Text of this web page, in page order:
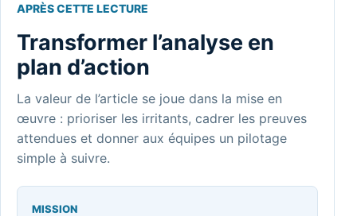
APRÈS CETTE LECTURE
Transformer l’analyse en
plan d’action
La valeur de l’article se joue dans la mise en
œuvre : prioriser les irritants, cadrer les preuves
attendues et donner aux équipes un pilotage
simple à suivre.
MISSION